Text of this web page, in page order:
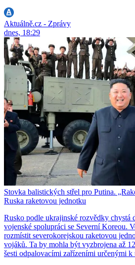
Aktuálně.cz - Zprávy
dnes, 18:29
Stovka balistických střel pro Putina.
Ruska raketovou jednotku
Rusko podle ukrajinské rozvědky chystá
vojenské spolupráci se Severní Koreou.
rozmístit severokorejskou raketovou
vojáků. Ta by mohla být vyzbrojena až
šesti odpalovacími zařízeními určenými